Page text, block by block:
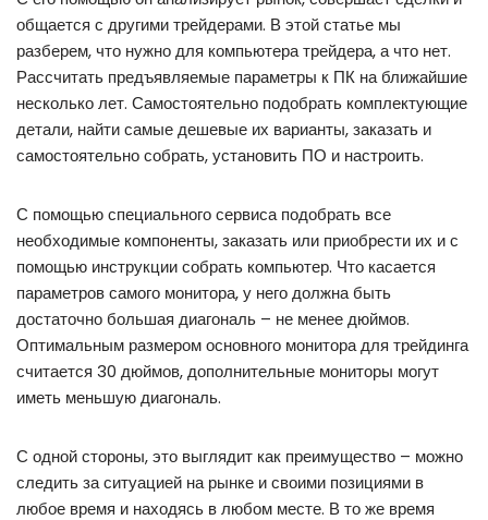
общается с другими трейдерами. В этой статье мы
разберем, что нужно для компьютера трейдера, а что нет.
Рассчитать предъявляемые параметры к ПК на ближайшие
несколько лет. Самостоятельно подобрать комплектующие
детали, найти самые дешевые их варианты, заказать и
самостоятельно собрать, установить ПО и настроить.
С помощью специального сервиса подобрать все
необходимые компоненты, заказать или приобрести их и с
помощью инструкции собрать компьютер. Что касается
параметров самого монитора, у него должна быть
достаточно большая диагональ – не менее дюймов.
Оптимальным размером основного монитора для трейдинга
считается 30 дюймов, дополнительные мониторы могут
иметь меньшую диагональ.
С одной стороны, это выглядит как преимущество – можно
следить за ситуацией на рынке и своими позициями в
любое время и находясь в любом месте. В то же время